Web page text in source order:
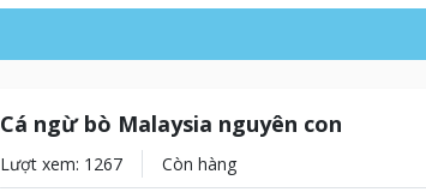
Cá ngừ bò Malaysia nguyên con
Lượt xem: 1267 Còn hàng